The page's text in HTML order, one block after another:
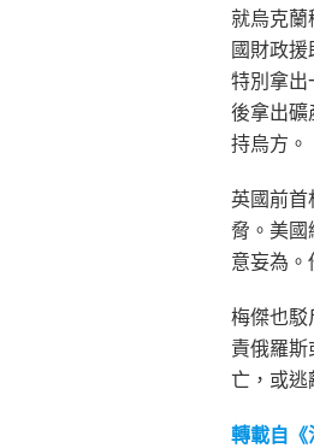
就烏克蘭
國財政
特別拿出
後拿出礦
持烏方。
英國前首
脅。美國
意妄為。
梅傑也駁
責俄羅斯
亡，或逃
轉載自《